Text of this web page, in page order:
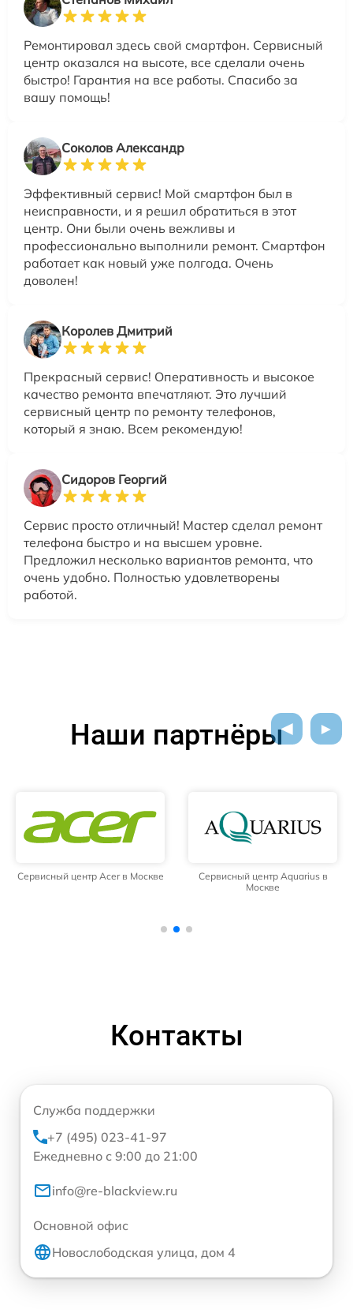
Ремонтировал здесь свой смартфон. Сервисный
центр оказался на высоте, все сделали очень
быстро! Гарантия на все работы. Спасибо за
вашу помощь!
Соколов Александр
Эффективный сервис! Мой смартфон был в
неисправности, и я решил обратиться в этот
центр. Они были очень вежливы и
профессионально выполнили ремонт. Смартфон
работает как новый уже полгода. Очень
доволен!
Королев Дмитрий
Прекрасный сервис! Оперативность и высокое
качество ремонта впечатляют. Это лучший
сервисный центр по ремонту телефонов,
который я знаю. Всем рекомендую!
Сидоров Георгий
Сервис просто отличный! Мастер сделал ремонт
телефона быстро и на высшем уровне.
Предложил несколько вариантов ремонта, что
очень удобно. Полностью удовлетворены
работой.
Наши партнёры
Сервисный центр Acer в Москве
Сервисный центр Aquarius в
Москве
Контакты
Служба поддержки
+7 (495) 023-41-97
Ежедневно с 9:00 до 21:00
info@re-blackview.ru
Основной офис
Новослободская улица, дом 4